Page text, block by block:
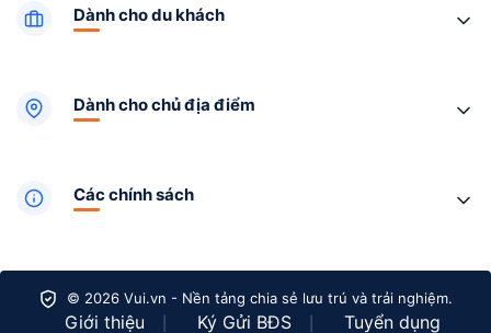
Dành cho du khách
Dành cho chủ địa điểm
Các chính sách
© 2026 Vui.vn - Nền tảng chia sẻ lưu trú và trải nghiệm.
Giới thiệu Ký Gửi BĐS Tuyển dụng